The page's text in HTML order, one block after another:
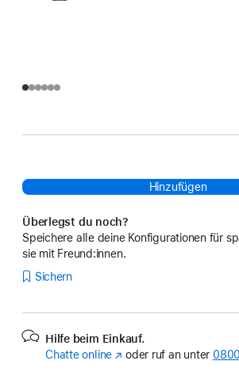
Hinzufügen
Überlegst du noch?
Speichere alle deine Konfigurationen für
sie mit Freund:innen.
Sichern
Hilfe beim Einkauf.
Chatte online (Öffnet
oder ruf an unter